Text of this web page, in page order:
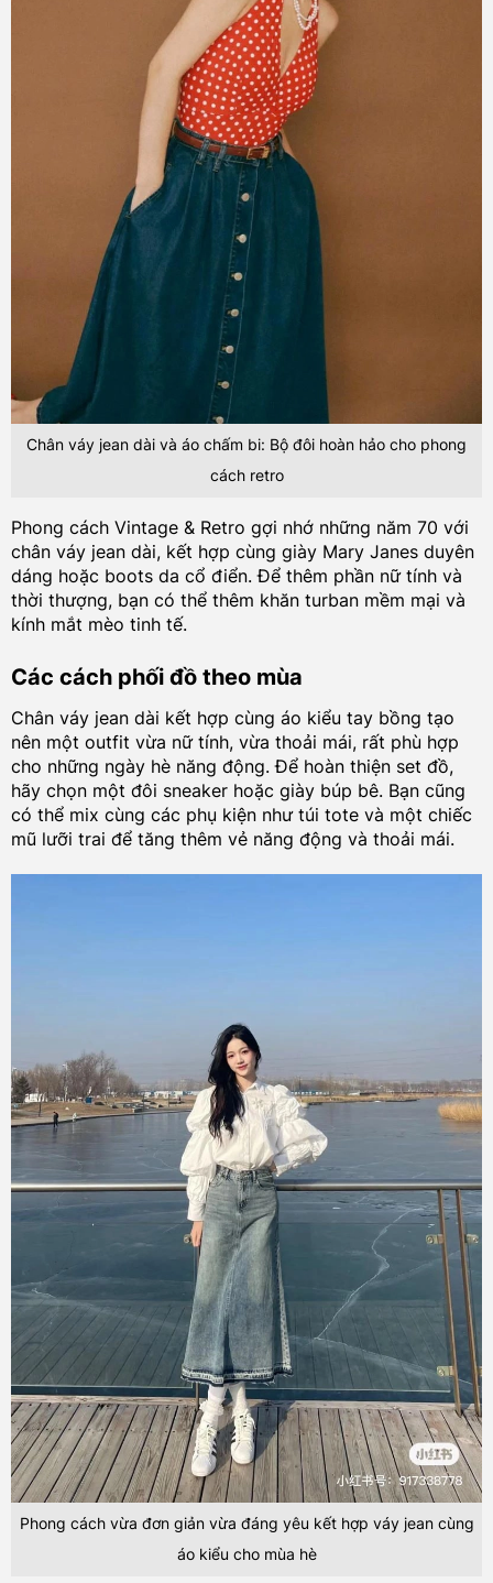
Chân váy jean dài và áo chấm bi: Bộ đôi hoàn hảo cho phong
cách retro
Phong cách Vintage & Retro gợi nhớ những năm 70 với
chân váy jean dài, kết hợp cùng giày Mary Janes duyên
dáng hoặc boots da cổ điển. Để thêm phần nữ tính và
thời thượng, bạn có thể thêm khăn turban mềm mại và
kính mắt mèo tinh tế.
Các cách phối đồ theo mùa
Chân váy jean dài kết hợp cùng áo kiểu tay bồng tạo
nên một outfit vừa nữ tính, vừa thoải mái, rất phù hợp
cho những ngày hè năng động. Để hoàn thiện set đồ,
hãy chọn một đôi sneaker hoặc giày búp bê. Bạn cũng
có thể mix cùng các phụ kiện như túi tote và một chiếc
mũ lưỡi trai để tăng thêm vẻ năng động và thoải mái.
Phong cách vừa đơn giản vừa đáng yêu kết hợp váy jean cùng
áo kiểu cho mùa hè